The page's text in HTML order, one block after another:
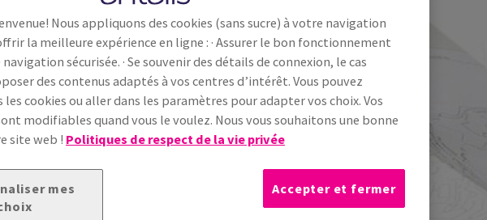
Nous appliquons des cookies (sans sucre) à votre navigation
la meilleure expérience en ligne : · Assurer le bon fonctionnement
sécurisée. · Se souvenir des détails de connexion, le cas
des contenus adaptés à vos centres d’intérêt. Vous pouvez
cookies ou aller dans les paramètres pour adapter vos choix. Vos
modifiables quand vous le voulez. Nous vous souhaitons une bonne
site web ! Politiques de respect de la vie privée
mes
Accepter et fermer